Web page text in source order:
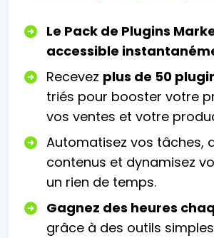
Le Pack de Plugins
accessible
Recevez plus de 50
triés pour booster votre
vos ventes et votre
Automatisez vos tâches,
contenus et dynamisez
un rien de temps.
Gagnez des heures
grâce à des outils